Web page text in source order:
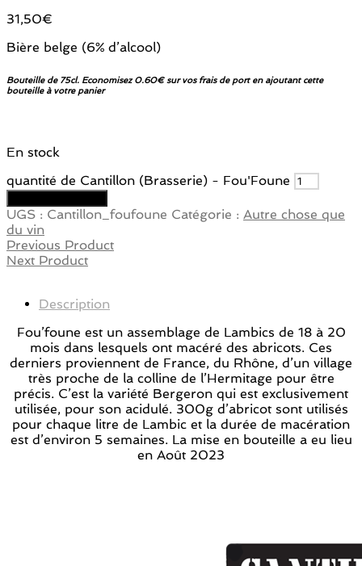
31,50€
Bière belge (6% d’alcool)
Bouteille de 75cl. Economisez 0.60€ sur vos frais de port en ajoutant cette
bouteille à votre panier
En stock
quantité de Cantillon (Brasserie) - Fou'Foune
UGS : Cantillon_foufoune Catégorie : Autre chose que
du vin
Previous Product
Next Product
Description
Fou’foune est un assemblage de Lambics de 18 à 20
mois dans lesquels ont macéré des abricots. Ces
derniers proviennent de France, du Rhône, d’un village
très proche de la colline de l’Hermitage pour être
précis. C’est la variété Bergeron qui est exclusivement
utilisée, pour son acidulé. 300g d’abricot sont utilisés
pour chaque litre de Lambic et la durée de macération
est d’environ 5 semaines. La mise en bouteille a eu lieu
en Août 2023